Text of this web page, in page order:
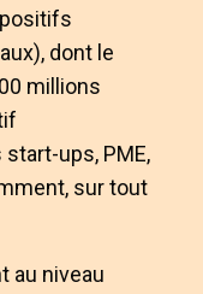
dont le
millions
start-ups, PME,
sur tout
au niveau